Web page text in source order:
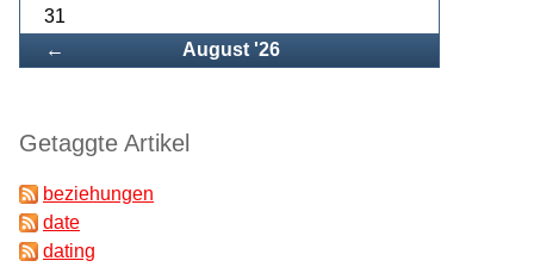
← August '26
31
Getaggte Artikel
beziehungen
date
dating